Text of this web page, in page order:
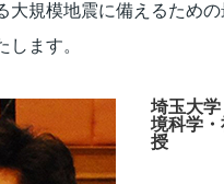
大規模地震に備えるため
します。
埼玉大
境科学
授